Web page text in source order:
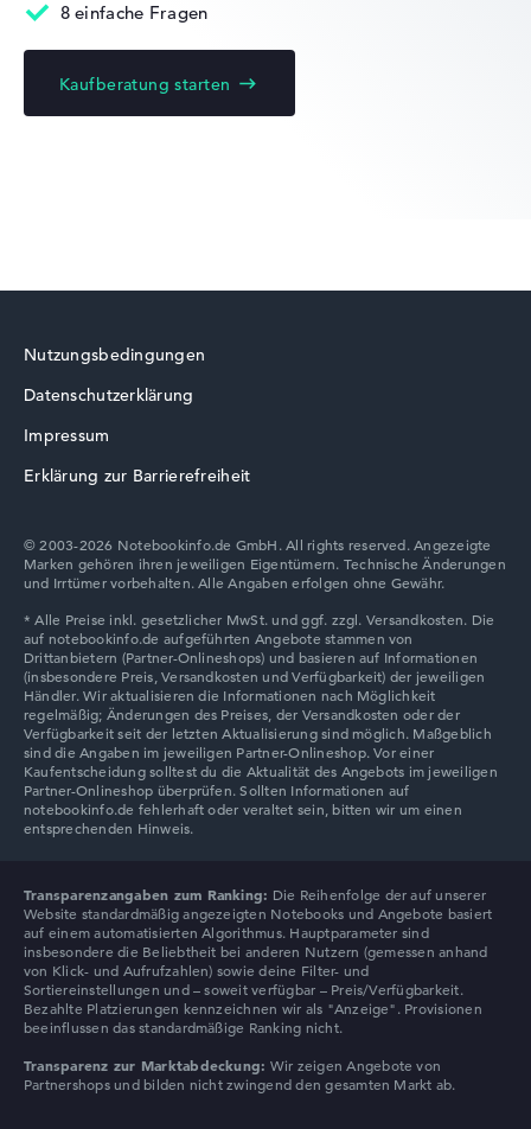
Lenovo ThinkPad
Lenovo Chromebook
Lenovo V
8 einfache Fragen
Kaufberatung starten
Nutzungsbedingungen
Datenschutzerklärung
Impressum
Erklärung zur Barrierefreiheit
© 2003-2026 Notebookinfo.de GmbH. All rights reserved. Angezeigte
Marken gehören ihren jeweiligen Eigentümern. Technische Änderungen
und Irrtümer vorbehalten. Alle Angaben erfolgen ohne Gewähr.
Transparenzangaben zum Ranking: Die Reihenfolge der auf unserer
Website standardmäßig angezeigten Notebooks und Angebote basiert
auf einem automatisierten Algorithmus. Hauptparameter sind
insbesondere die Beliebtheit bei anderen Nutzern (gemessen anhand
von Klick- und Aufrufzahlen) sowie deine Filter- und
Sortiereinstellungen und – soweit verfügbar – Preis/Verfügbarkeit.
Bezahlte Platzierungen kennzeichnen wir als "Anzeige". Provisionen
beeinflussen das standardmäßige Ranking nicht.
Transparenz zur Marktabdeckung: Wir zeigen Angebote von
Partnershops und bilden nicht zwingend den gesamten Markt ab.